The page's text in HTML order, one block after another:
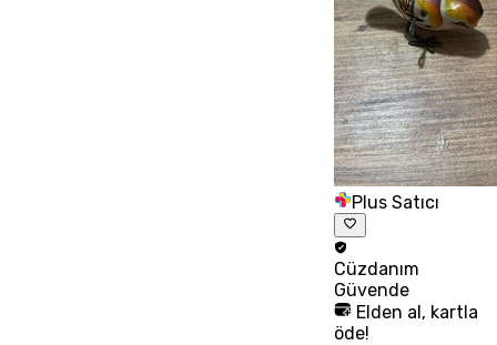
Plus Satıcı
Cüzdanım
Güvende
Elden al, kartla
öde!